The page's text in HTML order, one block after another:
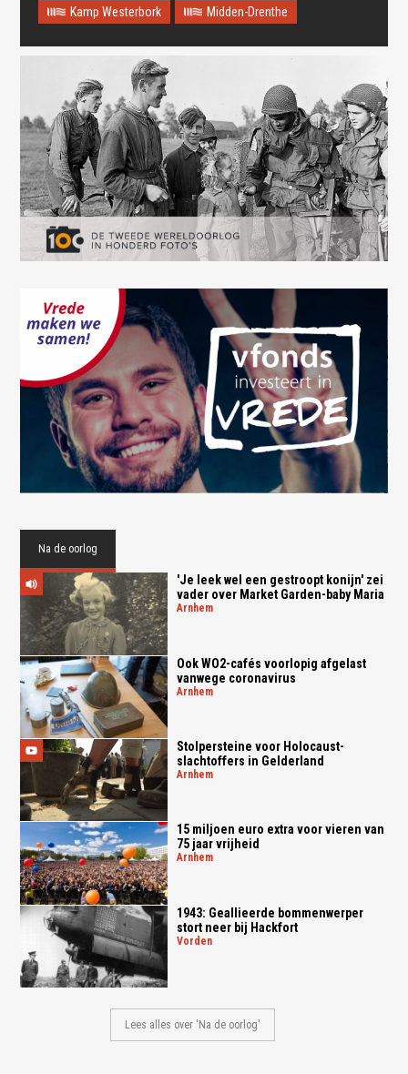
Kamp Westerbork
Midden-Drenthe
Na de oorlog
'Je leek wel een gestroopt konijn' zei
vader over Market Garden-baby Maria
arnhem
Ook WO2-cafés voorlopig afgelast
vanwege coronavirus
arnhem
Stolpersteine voor Holocaust-
slachtoffers in Gelderland
arnhem
15 miljoen euro extra voor vieren van
75 jaar vrijheid
arnhem
1943: Geallieerde bommenwerper
stort neer bij Hackfort
vorden
Lees alles over 'Na de oorlog'